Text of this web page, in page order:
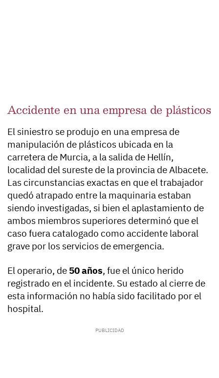
Accidente en una empresa de plásticos
El siniestro se produjo en una empresa de
manipulación de plásticos ubicada en la
carretera de Murcia, a la salida de Hellín,
localidad del sureste de la provincia de Albacete.
Las circunstancias exactas en que el trabajador
quedó atrapado entre la maquinaria estaban
siendo investigadas, si bien el aplastamiento de
ambos miembros superiores determinó que el
caso fuera catalogado como accidente laboral
grave por los servicios de emergencia.
El operario, de 50 años, fue el único herido
registrado en el incidente. Su estado al cierre de
esta información no había sido facilitado por el
hospital.